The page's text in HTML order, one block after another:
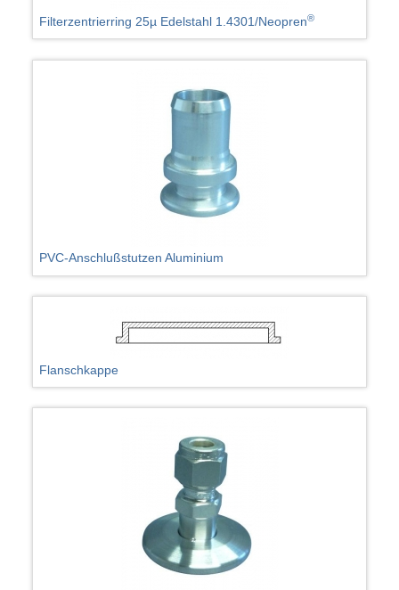
Filterzentrierring 25µ Edelstahl 1.4301/Neopren®
PVC-Anschlußstutzen Aluminium
Flanschkappe